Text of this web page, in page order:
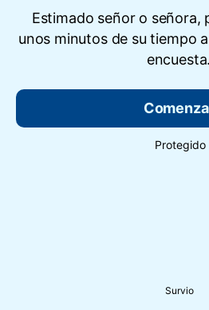
Estimado señor o señora,
unos minutos de su tiempo
encuesta.
Protegido
Survio